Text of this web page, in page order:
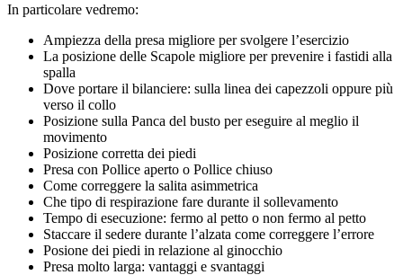
In particolare vedremo:
Ampiezza della presa migliore per svolgere l’esercizio
La posizione delle Scapole migliore per prevenire i fastidi alla
spalla
Dove portare il bilanciere: sulla linea dei capezzoli oppure più
verso il collo
Posizione sulla Panca del busto per eseguire al meglio il
movimento
Posizione corretta dei piedi
Presa con Pollice aperto o Pollice chiuso
Come correggere la salita asimmetrica
Che tipo di respirazione fare durante il sollevamento
Tempo di esecuzione: fermo al petto o non fermo al petto
Staccare il sedere durante l’alzata come correggere l’errore
Posione dei piedi in relazione al ginocchio
Presa molto larga: vantaggi e svantaggi